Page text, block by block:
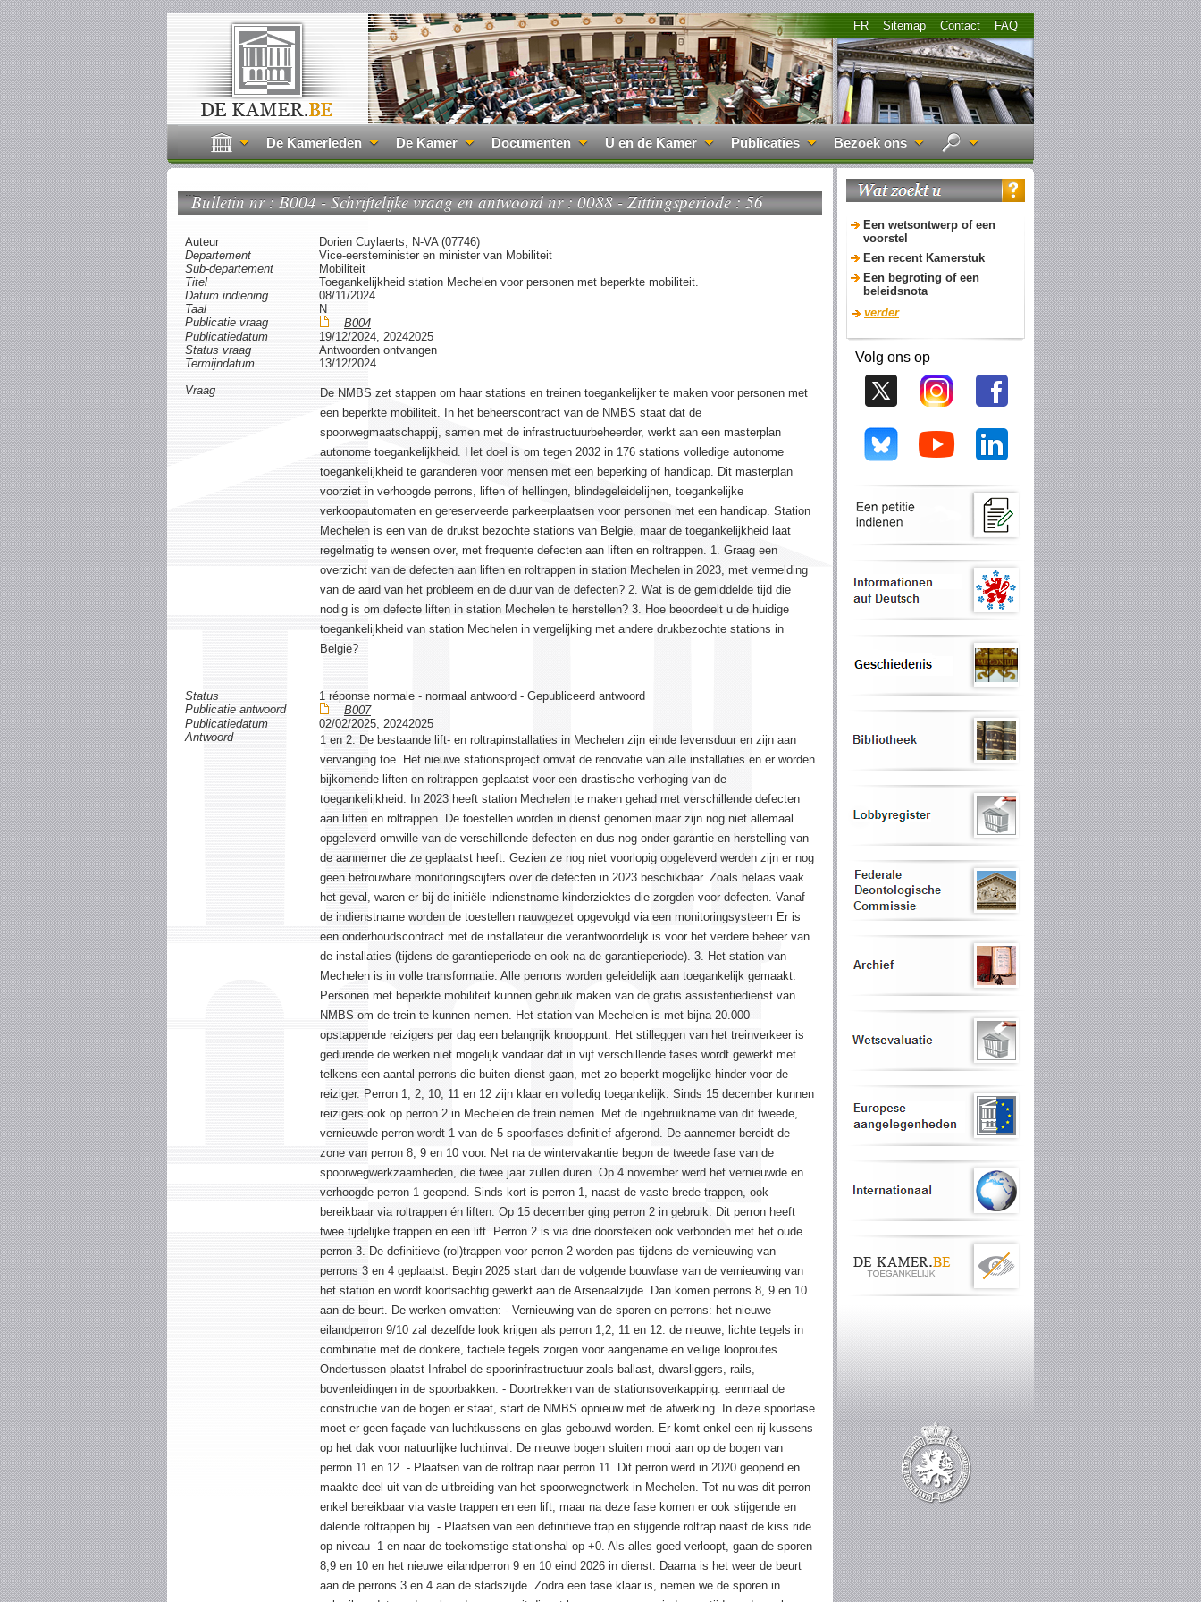
FAQ
Contact
Sitemap
FR
De Kamerleden De Kamer Documenten U en de Kamer Publicaties Bezoek ons
...Bulletin nr : B004 - Schriftelijke vraag en antwoord nr : 0088 - Zittingsperiode : 56
Auteur
Dorien Cuylaerts, N-VA (07746)
Departement
Vice-eersteminister en minister van Mobiliteit
Sub-departement
Mobiliteit
Titel
Toegankelijkheid station Mechelen voor personen met beperkte mobiliteit.
Datum indiening
08/11/2024
Taal
N
Publicatie vraag
B004
Publicatiedatum
19/12/2024, 20242025
Status vraag
Antwoorden ontvangen
Termijndatum
13/12/2024
Vraag
De NMBS zet stappen om haar stations en treinen toegankelijker te maken voor personen met
een beperkte mobiliteit. In het beheerscontract van de NMBS staat dat de
spoorwegmaatschappij, samen met de infrastructuurbeheerder, werkt aan een masterplan
autonome toegankelijkheid. Het doel is om tegen 2032 in 176 stations volledige autonome
toegankelijkheid te garanderen voor mensen met een beperking of handicap. Dit masterplan
voorziet in verhoogde perrons, liften of hellingen, blindegeleidelijnen, toegankelijke
verkoopautomaten en gereserveerde parkeerplaatsen voor personen met een handicap. Station
Mechelen is een van de drukst bezochte stations van België, maar de toegankelijkheid laat
regelmatig te wensen over, met frequente defecten aan liften en roltrappen. 1. Graag een
overzicht van de defecten aan liften en roltrappen in station Mechelen in 2023, met vermelding
van de aard van het probleem en de duur van de defecten? 2. Wat is de gemiddelde tijd die
nodig is om defecte liften in station Mechelen te herstellen? 3. Hoe beoordeelt u de huidige
toegankelijkheid van station Mechelen in vergelijking met andere drukbezochte stations in
België?
Status
1 réponse normale - normaal antwoord - Gepubliceerd antwoord
Publicatie antwoord
B007
Publicatiedatum
02/02/2025, 20242025
Antwoord
1 en 2. De bestaande lift- en roltrapinstallaties in Mechelen zijn einde levensduur en zijn aan
vervanging toe. Het nieuwe stationsproject omvat de renovatie van alle installaties en er worden
bijkomende liften en roltrappen geplaatst voor een drastische verhoging van de
toegankelijkheid. In 2023 heeft station Mechelen te maken gehad met verschillende defecten
aan liften en roltrappen. De toestellen worden in dienst genomen maar zijn nog niet allemaal
opgeleverd omwille van de verschillende defecten en dus nog onder garantie en herstelling van
de aannemer die ze geplaatst heeft. Gezien ze nog niet voorlopig opgeleverd werden zijn er nog
geen betrouwbare monitoringscijfers over de defecten in 2023 beschikbaar. Zoals helaas vaak
het geval, waren er bij de initiële indienstname kinderziektes die zorgden voor defecten. Vanaf
de indienstname worden de toestellen nauwgezet opgevolgd via een monitoringsysteem Er is
een onderhoudscontract met de installateur die verantwoordelijk is voor het verdere beheer van
de installaties (tijdens de garantieperiode en ook na de garantieperiode). 3. Het station van
Mechelen is in volle transformatie. Alle perrons worden geleidelijk aan toegankelijk gemaakt.
Personen met beperkte mobiliteit kunnen gebruik maken van de gratis assistentiedienst van
NMBS om de trein te kunnen nemen. Het station van Mechelen is met bijna 20.000
opstappende reizigers per dag een belangrijk knooppunt. Het stilleggen van het treinverkeer is
gedurende de werken niet mogelijk vandaar dat in vijf verschillende fases wordt gewerkt met
telkens een aantal perrons die buiten dienst gaan, met zo beperkt mogelijke hinder voor de
reiziger. Perron 1, 2, 10, 11 en 12 zijn klaar en volledig toegankelijk. Sinds 15 december kunnen
reizigers ook op perron 2 in Mechelen de trein nemen. Met de ingebruikname van dit tweede,
vernieuwde perron wordt 1 van de 5 spoorfases definitief afgerond. De aannemer bereidt de
zone van perron 8, 9 en 10 voor. Net na de wintervakantie begon de tweede fase van de
spoorwegwerkzaamheden, die twee jaar zullen duren. Op 4 november werd het vernieuwde en
verhoogde perron 1 geopend. Sinds kort is perron 1, naast de vaste brede trappen, ook
bereikbaar via roltrappen én liften. Op 15 december ging perron 2 in gebruik. Dit perron heeft
twee tijdelijke trappen en een lift. Perron 2 is via drie doorsteken ook verbonden met het oude
perron 3. De definitieve (rol)trappen voor perron 2 worden pas tijdens de vernieuwing van
perrons 3 en 4 geplaatst. Begin 2025 start dan de volgende bouwfase van de vernieuwing van
het station en wordt koortsachtig gewerkt aan de Arsenaalzijde. Dan komen perrons 8, 9 en 10
aan de beurt. De werken omvatten: - Vernieuwing van de sporen en perrons: het nieuwe
eilandperron 9/10 zal dezelfde look krijgen als perron 1,2, 11 en 12: de nieuwe, lichte tegels in
combinatie met de donkere, tactiele tegels zorgen voor aangename en veilige looproutes.
Ondertussen plaatst Infrabel de spoorinfrastructuur zoals ballast, dwarsliggers, rails,
bovenleidingen in de spoorbakken. - Doortrekken van de stationsoverkapping: eenmaal de
constructie van de bogen er staat, start de NMBS opnieuw met de afwerking. In deze spoorfase
moet er geen façade van luchtkussens en glas gebouwd worden. Er komt enkel een rij kussens
op het dak voor natuurlijke luchtinval. De nieuwe bogen sluiten mooi aan op de bogen van
perron 11 en 12. - Plaatsen van de roltrap naar perron 11. Dit perron werd in 2020 geopend en
maakte deel uit van de uitbreiding van het spoorwegnetwerk in Mechelen. Tot nu was dit perron
enkel bereikbaar via vaste trappen en een lift, maar na deze fase komen er ook stijgende en
dalende roltrappen bij. - Plaatsen van een definitieve trap en stijgende roltrap naast de kiss ride
op niveau -1 en naar de toekomstige stationshal op +0. Als alles goed verloopt, gaan de sporen
8,9 en 10 en het nieuwe eilandperron 9 en 10 eind 2026 in dienst. Daarna is het weer de beurt
aan de perrons 3 en 4 aan de stadszijde. Zodra een fase klaar is, nemen we de sporen in
Een wetsontwerp of een
voorstel
Een recent Kamerstuk
Een begroting of een
beleidsnota
verder
Volg ons op